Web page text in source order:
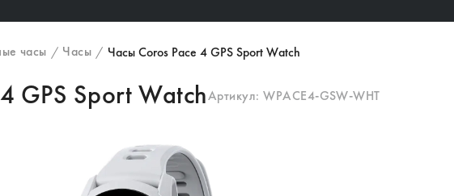
часы / Часы / Часы Coros Pace 4 GPS Sport Watch
GPS Sport WatchАртикул:WPACE4-GSW-WHT